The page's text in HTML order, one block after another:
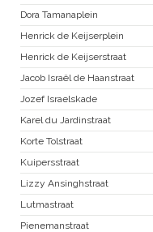
Dora Tamanaplein
Henrick de Keijserplein
Henrick de Keijserstraat
Jacob Israël de Haanstraat
Jozef Israelskade
Karel du Jardinstraat
Korte Tolstraat
Kuipersstraat
Lizzy Ansinghstraat
Lutmastraat
Pienemanstraat